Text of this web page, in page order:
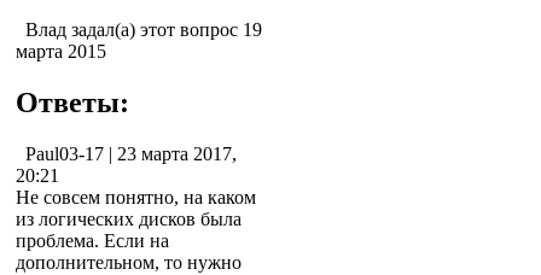
Влад задал(а) этот вопрос 19
марта 2015
Ответы:
Paul03-17 | 23 марта 2017,
20:21
Не совсем понятно, на каком
из логических дисков была
проблема. Если на
дополнительном, то нужно